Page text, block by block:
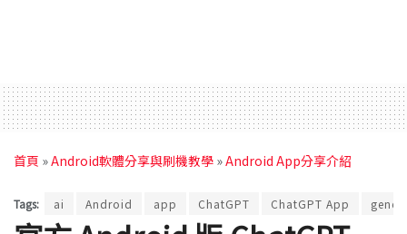
首頁 »Android軟體分享與刷機教學 »Android App分享介紹
Tags: ai Android app ChatGPT ChatGPT App